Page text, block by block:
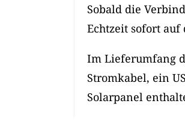
Sobald die
Echtzeit sofort
Im Lieferumfang
Stromkabel, ein
Solarpanel